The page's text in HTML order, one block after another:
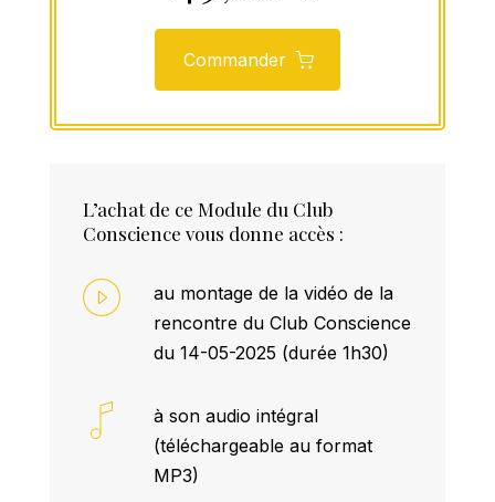
Commander
L’achat de ce Module du Club
Conscience vous donne accès :
au montage de la vidéo de la
rencontre du Club Conscience
du 14-05-2025 (durée 1h30)
à son audio intégral
(téléchargeable au format
MP3)